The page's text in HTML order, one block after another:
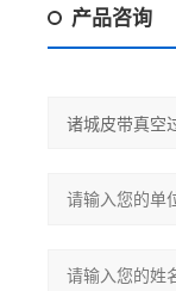
产品咨询